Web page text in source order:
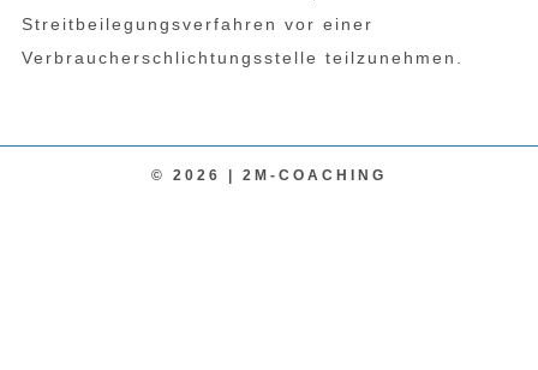
Streitbeilegungsverfahren vor einer
Verbraucherschlichtungsstelle teilzunehmen.
© 2026 | 2M-COACHING